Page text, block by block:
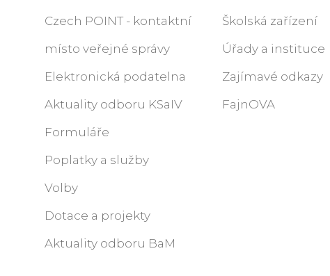
Czech POINT - kontaktní
místo veřejné správy
Elektronická podatelna
Aktuality odboru KSaIV
Formuláře
Poplatky a služby
Volby
Dotace a projekty
Aktuality odboru BaM
Školská zařízení
Úřady a instituce
Zajímavé odkazy
FajnOVA